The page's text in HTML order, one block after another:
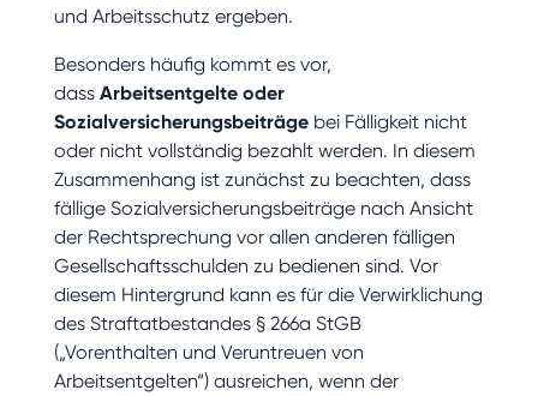
und Arbeitsschutz ergeben.
Besonders häufig kommt es vor,
dass Arbeitsentgelte oder
Sozialversicherungsbeiträgebei Fälligkeit nicht
oder nicht vollständig bezahlt werden. In diesem
Zusammenhang ist zunächst zu beachten, dass
fällige Sozialversicherungsbeiträge nach Ansicht
der Rechtsprechung vor allen anderen fälligen
Gesellschaftsschulden zu bedienen sind. Vor
diesem Hintergrund kann es für die Verwirklichung
des Straftatbestandes § 266a StGB
(„Vorenthalten und Veruntreuen von
Arbeitsentgelten“) ausreichen, wenn der